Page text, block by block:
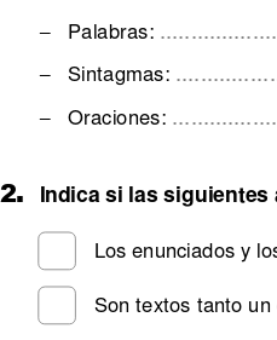
– Palabras:
– Sintagmas:
– Oraciones:
2. Indica si las
Los enunciados y
Son textos tanto